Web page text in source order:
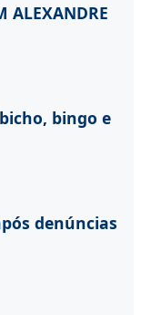
ALEXANDRE
bingo e
denúncias